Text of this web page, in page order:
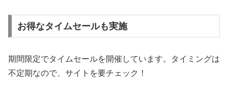
お得なタイムセールも実施
期間限定でタイムセールを開催しています。タイミングは
不定期なので、サイトを要チェック！